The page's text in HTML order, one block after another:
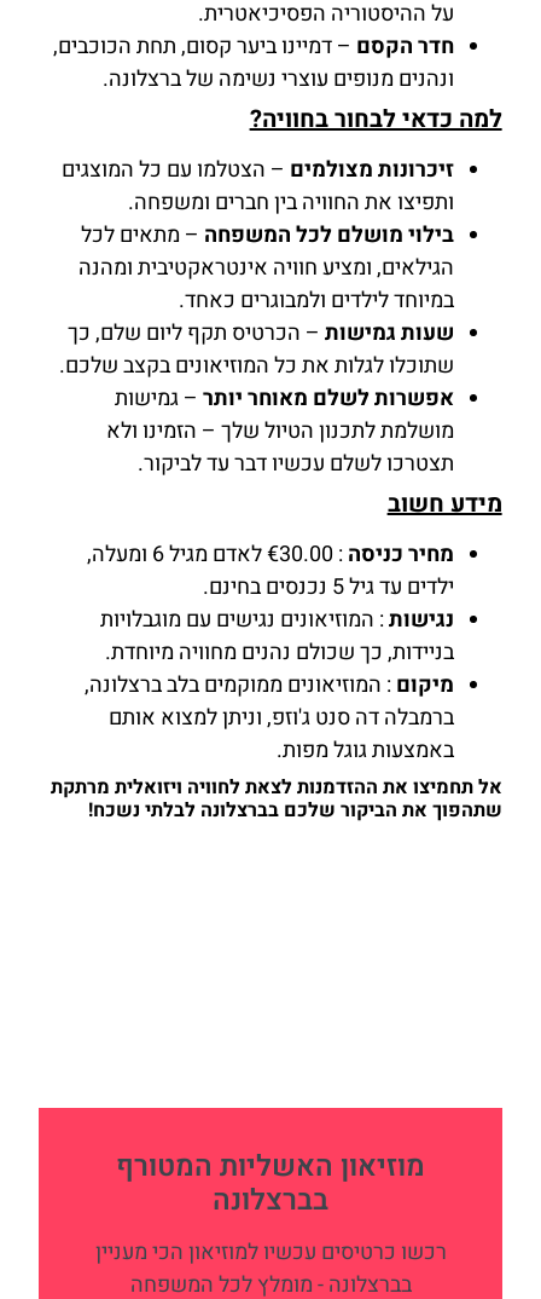
על ההיסטוריה הפסיכיאטרית.
חדר הקסם – דמיינו ביער קסום, תחת הכוכבים,
ונהנים מנופים עוצרי נשימה של ברצלונה.
למה כדאי לבחור בחוויה?
זיכרונות מצולמים – הצטלמו עם כל המוצגים
ותפיצו את החוויה בין חברים ומשפחה.
בילוי מושלם לכל המשפחה – מתאים לכל
הגילאים, ומציע חוויה אינטראקטיבית ומהנה
במיוחד לילדים ולמבוגרים כאחד.
שעות גמישות – הכרטיס תקף ליום שלם, כך
שתוכלו לגלות את כל המוזיאונים בקצב שלכם.
אפשרות לשלם מאוחר יותר – גמישות
מושלמת לתכנון הטיול שלך – הזמינו ולא
תצטרכו לשלם עכשיו דבר עד לביקור.
מידע חשוב
מחיר כניסה
: €30.00 לאדם מגיל 6 ומעלה,
ילדים עד גיל 5 נכנסים בחינם.
נגישות: המוזיאונים נגישים עם מוגבלויות
בניידות, כך שכולם נהנים מחוויה מיוחדת.
מיקום: המוזיאונים ממוקמים בלב ברצלונה,
ברמבלה דה סנט ג'וזפ, וניתן למצוא אותם
באמצעות גוגל מפות.
אל תחמיצו את ההזדמנות לצאת לחוויה ויזואלית מרתקת
שתהפוך את הביקור שלכם בברצלונה לבלתי נשכח!
מוזיאון האשליות המטורף
בברצלונה
רכשו כרטיסים עכשיו למוזיאון הכי מעניין
בברצלונה - מומלץ לכל המשפחה